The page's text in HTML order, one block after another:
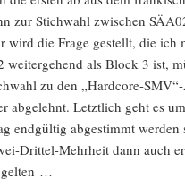
zur Stich­wahl zwi­schen
wird die Fra­ge gestellt, die ich
wei­ter­ge­hend als Block 3 ist,
zu den „Hardcore-
abge­lehnt. Letzt­lich geht es
end­gül­tig abge­stimmt
Drit­tel-Mehr­heit dann auch
…